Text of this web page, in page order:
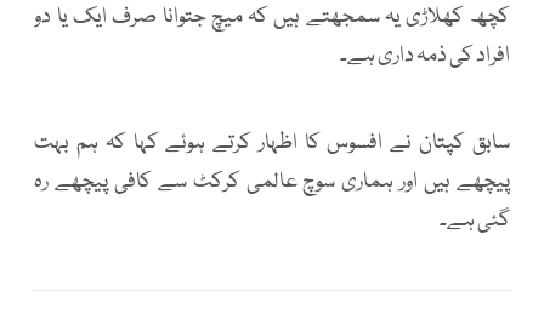
کچھ کھلاڑی یہ سمجھتے ہیں کہ میچ جتوانا صرف ایک یا دو
افراد کی ذمہ داری ہے۔
سابق کپتان نے افسوس کا اظہار کرتے ہوئے کہا کہ ہم بہت
پیچھے ہیں اور ہماری سوچ عالمی کرکٹ سے کافی پیچھے رہ
گئی ہے۔